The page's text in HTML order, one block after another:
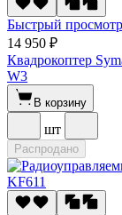
Быстрый просмотр
14 950 ₽
Квадрокоптер
W3
В корзину
шт
Распродано